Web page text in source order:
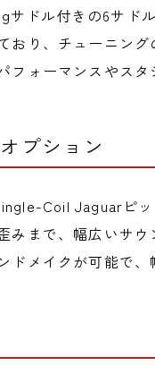
サドル付きの6サド
おり、チューニン
フォーマンスやスタ
プション
Coil Jaguarピ
みまで、幅広いサ
ドメイクが可能で、